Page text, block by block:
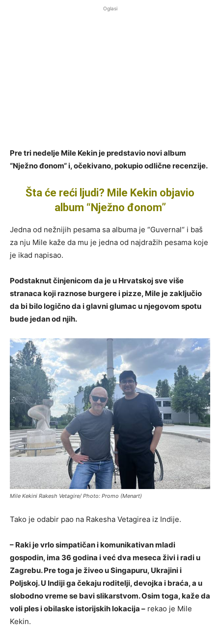
Oglasi
Pre tri nedelje Mile Kekin je predstavio novi album
“Nježno đonom“ i, očekivano, pokupio odlične recenzije.
Šta će reći ljudi? Mile Kekin objavio
album “Nježno đonom”
Jedna od nežnijih pesama sa albuma je “Guvernal“ i baš
za nju Mile kaže da mu je jedna od najdražih pesama koje
je ikad napisao.
Podstaknut činjenicom da je u Hrvatskoj sve više
stranaca koji raznose burgere i pizze, Mile je zaključio
da bi bilo logično da i glavni glumac u njegovom spotu
bude jedan od njih.
Mile Kekini Rakesh Vetagire/ Photo: Promo (Menart)
Tako je odabir pao na Rakesha Vetagirea iz Indije.
– Raki je vrlo simpatičan i komunikativan mladi
gospodin, ima 36 godina i već dva meseca živi i radi u
Zagrebu. Pre toga je živeo u Singapuru, Ukrajini i
Poljskoj. U Indiji ga čekaju roditelji, devojka i braća, a u
slobodno vreme se bavi slikarstvom. Osim toga, kaže da
voli ples i obilaske istorijskih lokacija – rekao je Mile
Kekin.